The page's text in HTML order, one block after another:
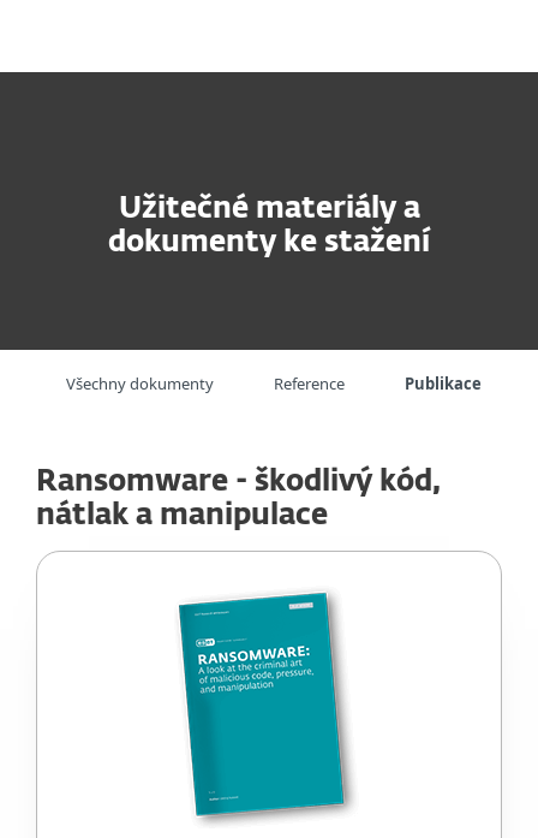
Užitečné materiály a
dokumenty ke stažení
Všechny dokumenty Reference Publikace
Ransomware - škodlivý kód,
nátlak a manipulace